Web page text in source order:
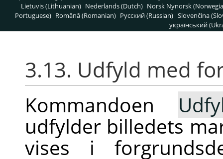
Lietuvis (Lithuanian) Nederlands (Dutch) Norsk Nynorsk
Portuguese) Română (Romanian) Pусский (Russian) Slovenčina
український
3.13. Udfyld med
Kommandoen
udfylder billedets
vises i